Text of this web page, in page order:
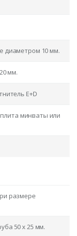
диаметром 10 мм.
мм.
E+D
минваты или
размере
50 х 25 мм.